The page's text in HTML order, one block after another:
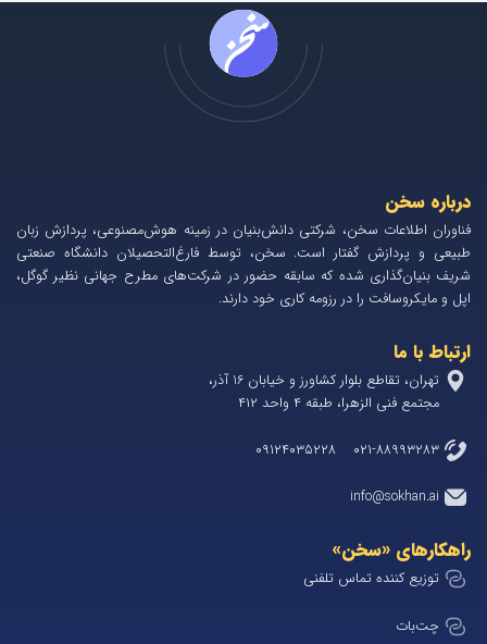
ارتباط با ما
تهران، تقاطع بلوار کشاورز و خیابان 1۶ آذر،
مجتمع فنی الزهرا، طبقه ۴ واحد ۴۱۲
۰۲۱-۸۸۹۹۳۲۸۳ ۰۹۱۲۴۰۳۵۲۲۸
info@sokhan.ai
درباره سخن
فناوران اطلاعات سخن، شرکتی دانش‌بنیان در زمینه هوش‌مصنوعی، پردازش زبان
طبیعی و پردازش گفتار است. سخن، توسط فارغ‌التحصیلان دانشگاه صنعتی
شریف بنیان‌گذاری شده که سابقه حضور در شرکت‌های مطرح جهانی نظیر گوگل،
اپل و مایکروسافت را در رزومه کاری خود دارند.
راهکارهای «سخن»
توزیع کننده تماس تلفنی
چت‌بات